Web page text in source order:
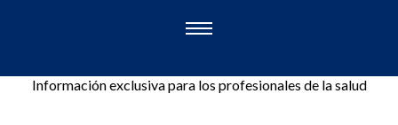
Información exclusiva para los profesionales de la salud